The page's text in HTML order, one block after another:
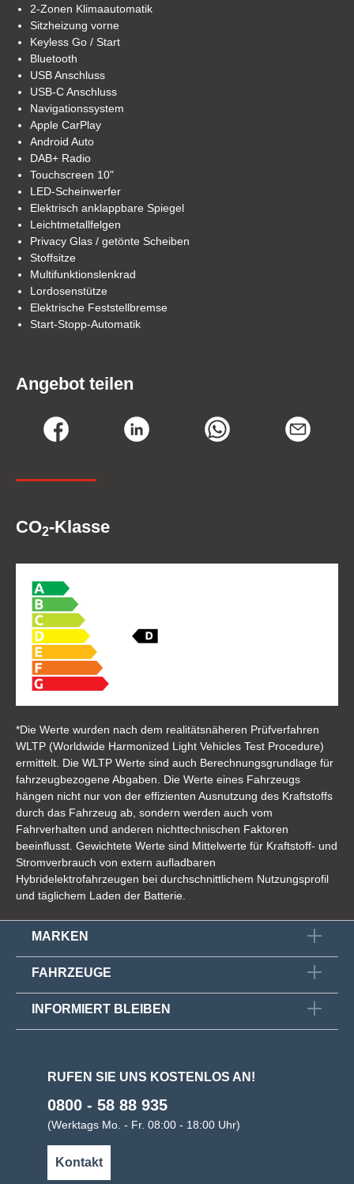
2-Zonen Klimaautomatik
Sitzheizung vorne
Keyless Go / Start
Bluetooth
USB Anschluss
USB-C Anschluss
Navigationssystem
Apple CarPlay
Android Auto
DAB+ Radio
Touchscreen 10"
LED-Scheinwerfer
Elektrisch anklappbare Spiegel
Leichtmetallfelgen
Privacy Glas / getönte Scheiben
Stoffsitze
Multifunktionslenkrad
Lordosenstütze
Elektrische Feststellbremse
Start-Stopp-Automatik
Angebot teilen
CO2-Klasse
*Die Werte wurden nach dem realitätsnäheren Prüfverfahren
WLTP (Worldwide Harmonized Light Vehicles Test Procedure)
ermittelt. Die WLTP Werte sind auch Berechnungsgrundlage für
fahrzeugbezogene Abgaben. Die Werte eines Fahrzeugs
hängen nicht nur von der effizienten Ausnutzung des Kraftstoffs
durch das Fahrzeug ab, sondern werden auch vom
Fahrverhalten und anderen nichttechnischen Faktoren
beeinflusst. Gewichtete Werte sind Mittelwerte für Kraftstoff- und
Stromverbrauch von extern aufladbaren
Hybridelektrofahrzeugen bei durchschnittlichem Nutzungsprofil
und täglichem Laden der Batterie.
MARKEN
FAHRZEUGE
INFORMIERT BLEIBEN
RUFEN SIE UNS KOSTENLOS AN!
0800 - 58 88 935
(Werktags Mo. - Fr. 08:00 - 18:00 Uhr)
Kontakt